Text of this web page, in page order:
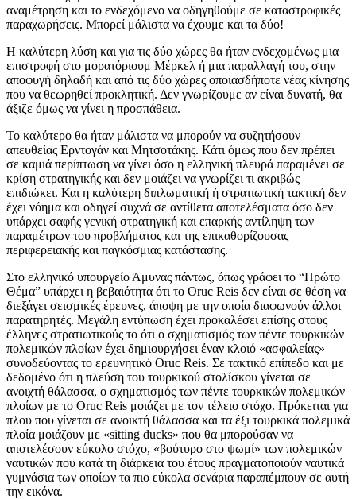
αναμέτρηση και το ενδεχόμενο να οδηγηθούμε σε καταστροφικές
παραχωρήσεις. Μπορεί μάλιστα να έχουμε και τα δύο!
Η καλύτερη λύση και για τις δύο χώρες θα ήταν ενδεχομένως μια
επιστροφή στο μορατόριουμ Μέρκελ ή μια παραλλαγή του, στην
αποφυγή δηλαδή και από τις δύο χώρες οποιασδήποτε νέας κίνησης
που να θεωρηθεί προκλητική. Δεν γνωρίζουμε αν είναι δυνατή, θα
άξιζε όμως να γίνει η προσπάθεια.
Το καλύτερο θα ήταν μάλιστα να μπορούν να συζητήσουν
απευθείας Ερντογάν και Μητσοτάκης. Κάτι όμως που δεν πρέπει
σε καμιά περίπτωση να γίνει όσο η ελληνική πλευρά παραμένει σε
κρίση στρατηγικής και δεν μοιάζει να γνωρίζει τι ακριβώς
επιδιώκει. Και η καλύτερη διπλωματική ή στρατιωτική τακτική δεν
έχει νόημα και οδηγεί συχνά σε αντίθετα αποτελέσματα όσο δεν
υπάρχει σαφής γενική στρατηγική και επαρκής αντίληψη των
παραμέτρων του προβλήματος και της επικαθορίζουσας
περιφερειακής και παγκόσμιας κατάστασης.
Στο ελληνικό υπουργείο Άμυνας πάντως, όπως γράφει το “Πρώτο
Θέμα” υπάρχει η βεβαιότητα ότι το Oruc Reis δεν είναι σε θέση να
διεξάγει σεισμικές έρευνες, άποψη με την οποία διαφωνούν άλλοι
παρατηρητές. Μεγάλη εντύπωση έχει προκαλέσει επίσης στους
έλληνες στρατιωτικούς το ότι ο σχηματισμός των πέντε τουρκικών
πολεμικών πλοίων έχει δημιουργήσει έναν κλοιό «ασφαλείας»
συνοδεύοντας το ερευνητικό Oruc Reis. Σε τακτικό επίπεδο και με
δεδομένο ότι η πλεύση του τουρκικού στολίσκου γίνεται σε
ανοιχτή θάλασσα, ο σχηματισμός των πέντε τουρκικών πολεμικών
πλοίων με το Oruc Reis μοιάζει με τον τέλειο στόχο. Πρόκειται για
πλου που γίνεται σε ανοικτή θάλασσα και τα έξι τουρκικά πολεμικά
πλοία μοιάζουν με «sitting ducks» που θα μπορούσαν να
αποτελέσουν εύκολο στόχο, «βούτυρο στο ψωμί» των πολεμικών
ναυτικών που κατά τη διάρκεια του έτους πραγματοποιούν ναυτικά
γυμνάσια των οποίων τα πιο εύκολα σενάρια παραπέμπουν σε αυτή
την εικόνα.